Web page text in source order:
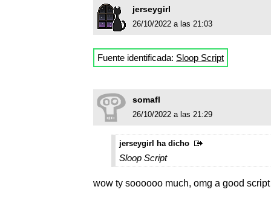
jerseygirl
26/10/2022 a las 21:03
Fuente identificada: Sloop Script
somafl
26/10/2022 a las 21:29
jerseygirl ha dicho
Sloop Script
wow ty soooooo much, omg a good